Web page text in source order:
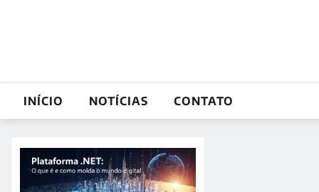
INÍCIO NOTÍCIAS CONTATO